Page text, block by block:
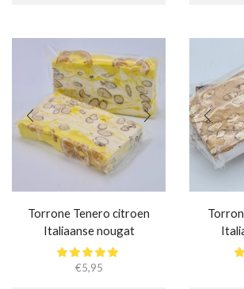
Torrone Tenero citroen
Italiaanse nougat
€5,95